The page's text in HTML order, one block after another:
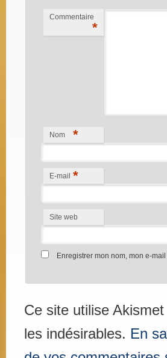
Commentaire
*
Nom *
E-mail *
Site web
Enregistrer mon nom, mon e-
Ce site utilise
les indésirables. En